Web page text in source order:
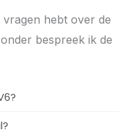
hebt over de
bespreek ik de